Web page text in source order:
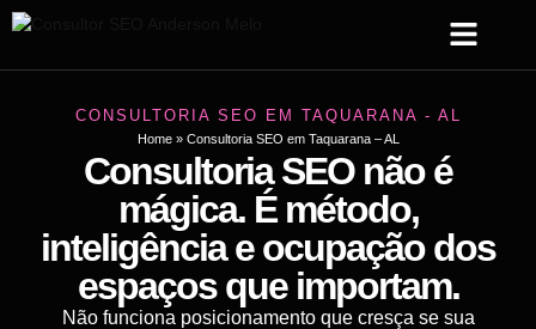
CONSULTORIA SEO EM TAQUARANA - AL
Home» Consultoria SEO em Taquarana – AL
Consultoria SEO não é
mágica. É método,
inteligência e ocupação dos
espaços que importam.
Não funciona posicionamento que cresça se sua